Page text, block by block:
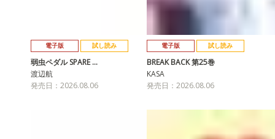
電子版 試し読み
弱虫ペダル SPARE …
渡辺航
発売日：2026.08.06
電子版 試し読み
BREAK BACK 第25巻
KASA
発売日：2026.08.06